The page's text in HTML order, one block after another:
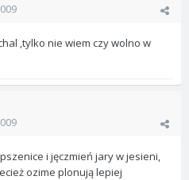
,tylko nie wiem czy wolno w
i jęczmień jary w jesieni,
ozime plonują lepiej